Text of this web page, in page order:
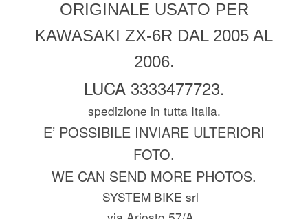
ORIGINALE USATO PER
KAWASAKI ZX-6R DAL 2005 AL
2006.
LUCA 3333477723.
spedizione in tutta Italia.
E’ POSSIBILE INVIARE ULTERIORI
FOTO.
WE CAN SEND MORE PHOTOS.
SYSTEM BIKE srl